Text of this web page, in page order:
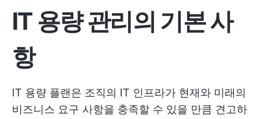
IT 용량 관리의 기본 사
항
IT 용량 플랜은 조직의 IT 인프라가 현재와 미래의
비즈니스 요구 사항을 충족할 수 있을 만큼 견고하